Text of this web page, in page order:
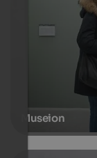
Museion